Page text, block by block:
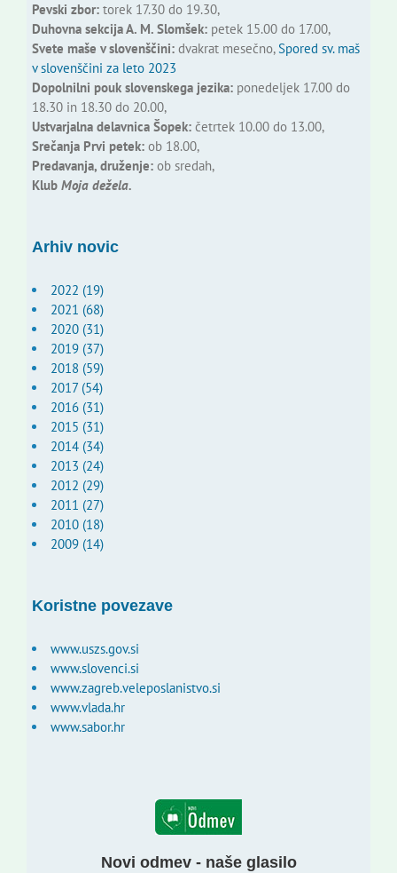
Pevski zbor:torek 17.30 do 19.30,
Duhovna sekcija A. M. Slomšek:petek 15.00 do 17.00,
Svete maše v slovenščini:dvakrat mesečno,Spored sv. maš
v slovenščini za leto 2023
Dopolnilni pouk slovenskega jezika:ponedeljek 17.00 do
18.30 in 18.30 do 20.00,
Ustvarjalna delavnica Šopek:četrtek 10.00 do 13.00,
Srečanja Prvi petek:ob 18.00,
Predavanja, druženje:ob sredah,
Klub Moja dežela.
Arhiv novic
2022 (19)
2021 (68)
2020 (31)
2019 (37)
2018 (59)
2017 (54)
2016 (31)
2015 (31)
2014 (34)
2013 (24)
2012 (29)
2011 (27)
2010 (18)
2009 (14)
Koristne povezave
www.uszs.gov.si
www.slovenci.si
www.zagreb.veleposlanistvo.si
www.vlada.hr
www.sabor.hr
Novi odmev - naše glasilo